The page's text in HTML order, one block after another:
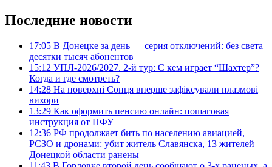
Последние новости
17:05 В Донецке за день — серия отключений: без света
десятки тысяч абонентов
15:12 УПЛ-2026/2027. 2-й тур: С кем играет “Шахтер”?
Когда и где смотреть?
14:28 На поверхні Сонця вперше зафіксували плазмові
вихори
13:29 Как оформить пенсию онлайн: пошаговая
инструкция от ПФУ
12:36 РФ продолжает бить по населению авиацией,
РСЗО и дронами: убит житель Славянска, 13 жителей
Донецкой области ранены